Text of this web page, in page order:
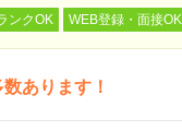
ンクOK WEB登録・面接OK
あります！